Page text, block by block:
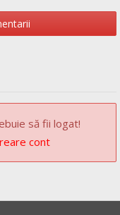
care vin din
vehiculului
după care să vă
preventivă
să fii logat!
cont